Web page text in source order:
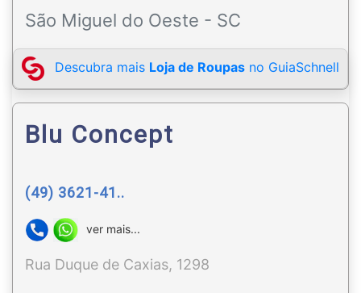
São Miguel do Oeste - SC
Descubra mais Loja de Roupas no GuiaSchnell
Blu Concept
(49) 3621-41..
ver mais...
Rua Duque de Caxias, 1298